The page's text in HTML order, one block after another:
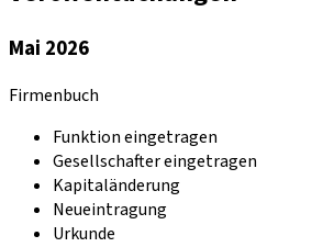
Mai 2026
Firmenbuch
Funktion eingetragen
Gesellschafter eingetragen
Kapitaländerung
Neueintragung
Urkunde